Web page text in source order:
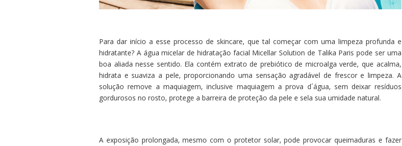
Para dar início a esse processo de skincare, que tal começar com uma limpeza profunda e
hidratante? A água micelar de hidratação facial Micellar Solution de Talika Paris pode ser uma
boa aliada nesse sentido. Ela contém extrato de prebiótico de microalga verde, que acalma,
hidrata e suaviza a pele, proporcionando uma sensação agradável de frescor e limpeza. A
solução remove a maquiagem, inclusive maquiagem a prova d´água, sem deixar resíduos
gordurosos no rosto, protege a barreira de proteção da pele e sela sua umidade natural.
A exposição prolongada, mesmo com o protetor solar, pode provocar queimaduras e fazer